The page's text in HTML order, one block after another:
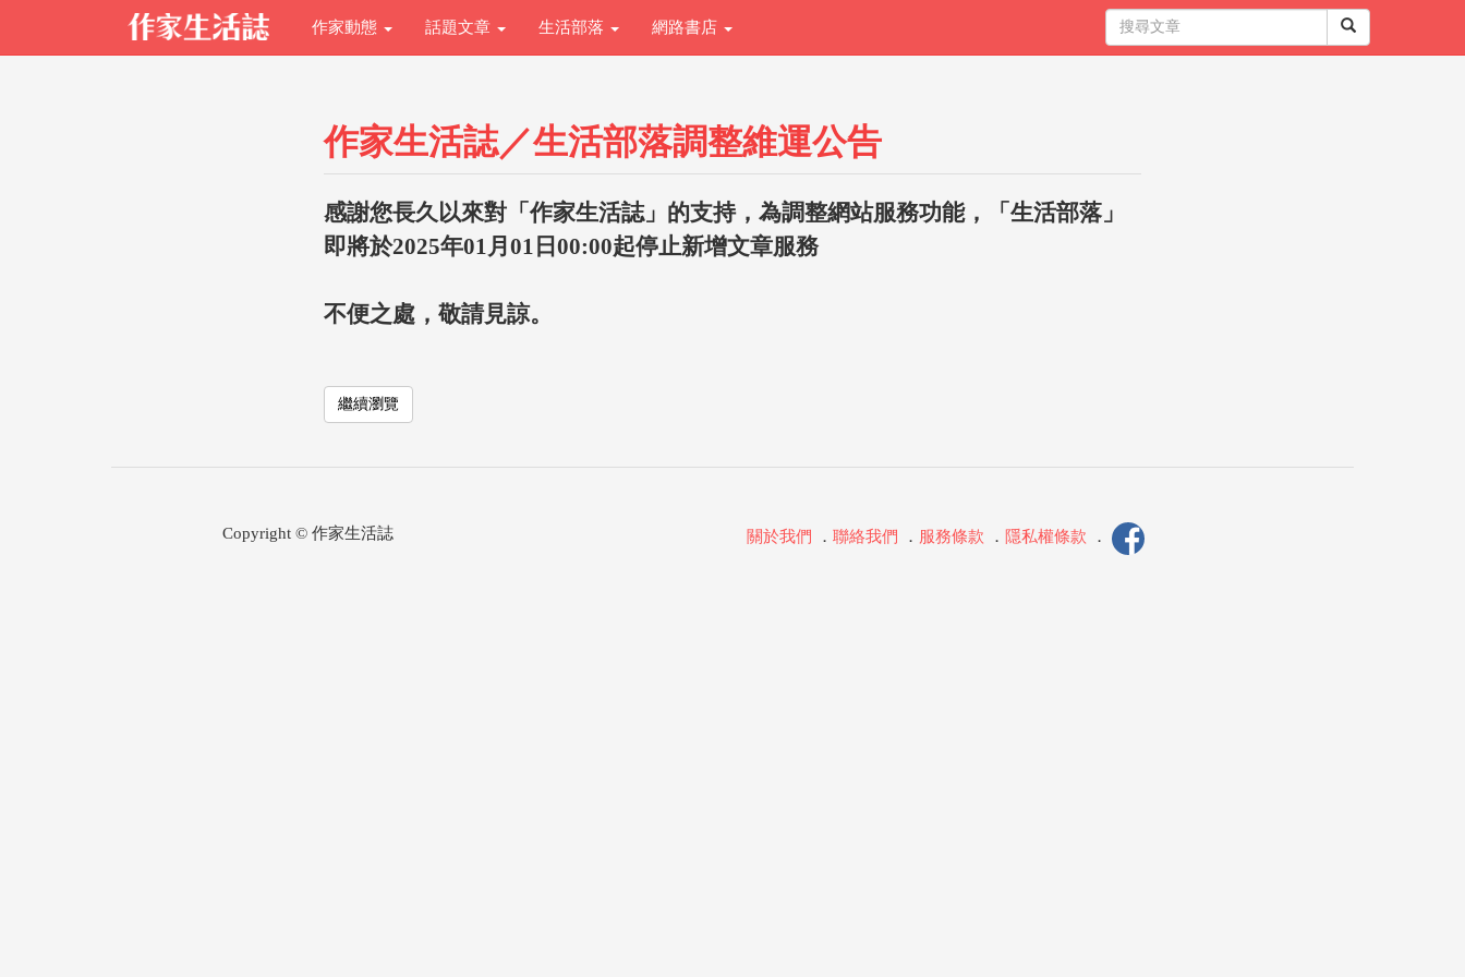
作家動態 話題文章 生活部落 網路書店
作家生活誌／生活部落調整維運公告
感謝您長久以來對「作家生活誌」的支持，為調整網站服務功能，「生活部落」
即將於2025年01月01日00:00起停止新增文章服務
不便之處，敬請見諒。
繼續瀏覽
Copyright © 作家生活誌 關於我們 ． 聯絡我們 ． 服務條款 ． 隱私權條款 ．